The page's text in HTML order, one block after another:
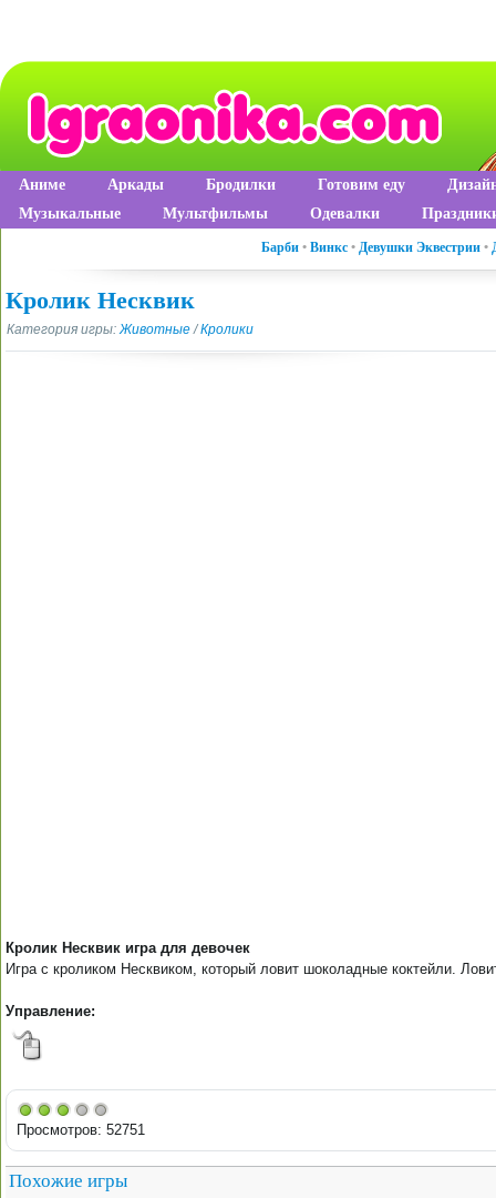
Аниме Аркады Бродилки Готовим еду
Музыкальные
Мультфильмы Одевалки
Барби •Винкс •Девушки Эквестрии •
Кролик Несквик
Категория игры: Животные /Кролики
Кролик Несквик игра для девочек
Игра с кроликом Несквиком, который ловит шоколадные коктейли.
Управление:
Просмотров: 52751
Похожие игры